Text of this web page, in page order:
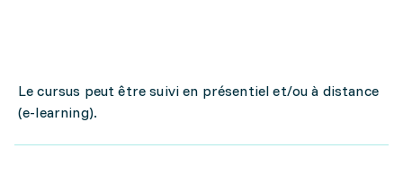
Le cursus peut être suivi en présentiel et/ou à distance
(e-learning).